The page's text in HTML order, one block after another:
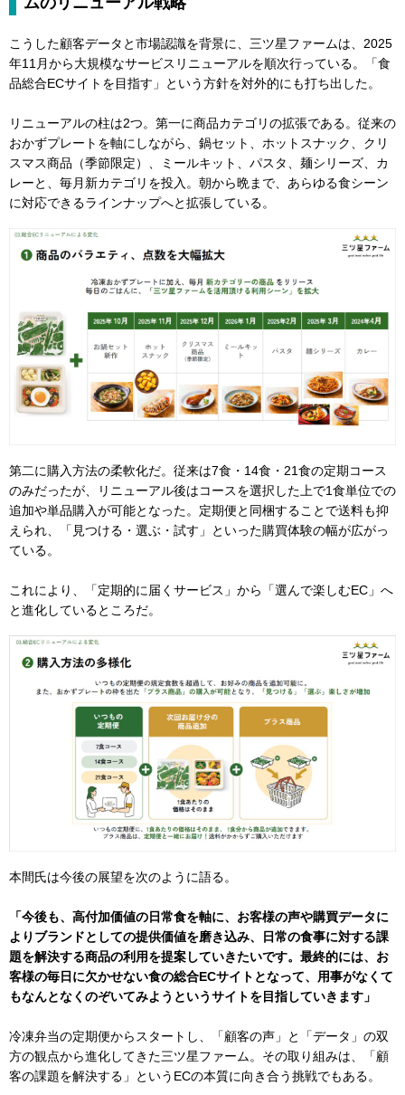
こうした顧客データと市場認識を背景に、三ツ星ファームは、2025
年11月から大規模なサービスリニューアルを順次行っている。「食
品総合ECサイトを目指す」という方針を対外的にも打ち出した。
リニューアルの柱は2つ。第一に商品カテゴリの拡張である。従来の
おかずプレートを軸にしながら、鍋セット、ホットスナック、クリ
スマス商品（季節限定）、ミールキット、パスタ、麺シリーズ、カ
レーと、毎月新カテゴリを投入。朝から晩まで、あらゆる食シーン
に対応できるラインナップへと拡張している。
第二に購入方法の柔軟化だ。従来は7食・14食・21食の定期コース
のみだったが、リニューアル後はコースを選択した上で1食単位での
追加や単品購入が可能となった。定期便と同梱することで送料も抑
えられ、「見つける・選ぶ・試す」といった購買体験の幅が広がっ
ている。
これにより、「定期的に届くサービス」から「選んで楽しむEC」へ
と進化しているところだ。
本間氏は今後の展望を次のように語る。
「今後も、高付加価値の日常食を軸に、お客様の声や購買データに
よりブランドとしての提供価値を磨き込み、日常の食事に対する課
題を解決する商品の利用を提案していきたいです。最終的には、お
客様の毎日に欠かせない食の総合ECサイトとなって、用事がなくて
もなんとなくのぞいてみようというサイトを目指していきます」
冷凍弁当の定期便からスタートし、「顧客の声」と「データ」の双
方の観点から進化してきた三ツ星ファーム。その取り組みは、「顧
客の課題を解決する」というECの本質に向き合う挑戦でもある。